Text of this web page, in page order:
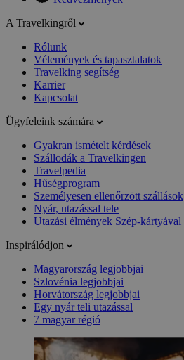
A Travelkingről
Rólunk
Vélemények és tapasztalatok
Travelking segítség
Karrier
Kapcsolat
Ügyfeleink számára
Gyakran ismételt kérdések
Szállodák a Travelkingen
Travelpedia
Hűségprogram
Személyesen ellenőrzött szállások
Nyár, utazással tele
Utazási élmények Szép-kártyával
Inspirálódjon
Magyarország legjobbjai
Szlovénia legjobbjai
Horvátország legjobbjai
Egy nyár teli utazással
7 magyar régió